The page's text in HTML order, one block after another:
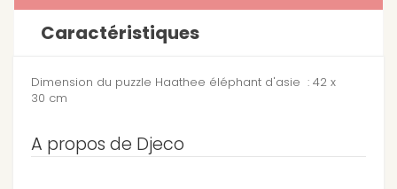
Caractéristiques
Dimension du puzzle Haathee éléphant d'asie : 42 x
30 cm
A propos de Djeco